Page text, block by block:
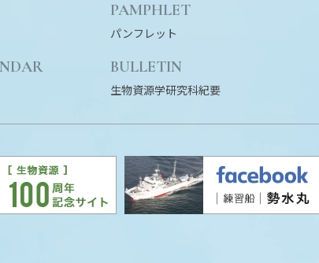
PAMPHLET
パンフレット
BULLETIN
生物資源学研究科紀要